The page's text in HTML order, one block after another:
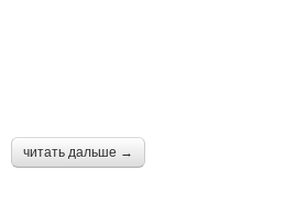
читать дальше →